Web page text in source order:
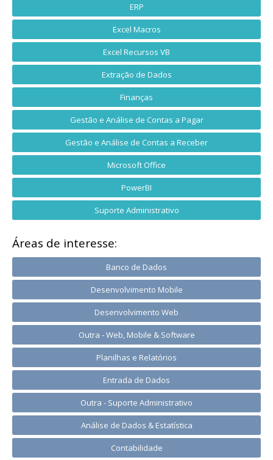
ERP
Excel Macros
Excel Recursos VB
Extração de Dados
Finanças
Gestão e Análise de Contas a Pagar
Gestão e Análise de Contas a Receber
Microsoft Office
PowerBI
Suporte Administrativo
Áreas de interesse:
Banco de Dados
Desenvolvimento Mobile
Desenvolvimento Web
Outra - Web, Mobile & Software
Planilhas e Relatórios
Entrada de Dados
Outra - Suporte Administrativo
Análise de Dados & Estatística
Contabilidade